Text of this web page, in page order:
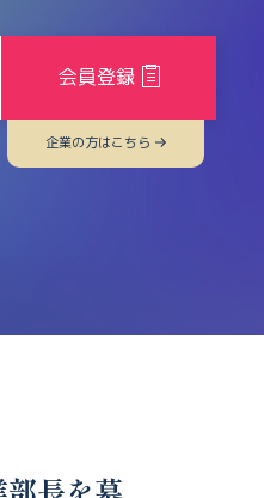
会員登録
企業の方はこちら